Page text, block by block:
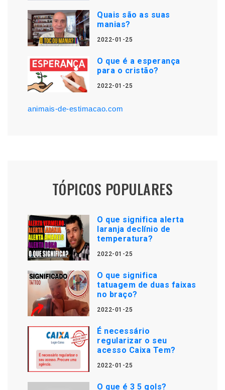
Quais são as suas
manias?
2022-01-25
O que é a esperança
para o cristão?
2022-01-25
animais-de-estimacao.com
TÓPICOS POPULARES
O que significa alerta
laranja declínio de
temperatura?
2022-01-25
O que significa
tatuagem de duas faixas
no braço?
2022-01-25
É necessário
regularizar o seu
acesso Caixa Tem?
2022-01-25
O que é 3 5 gols?